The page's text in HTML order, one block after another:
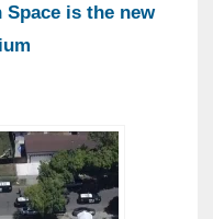
is the new